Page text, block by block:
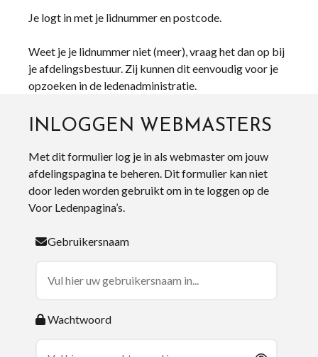
Je logt in met je lidnummer en postcode.
Weet je je lidnummer niet (meer), vraag het dan op bij
je afdelingsbestuur. Zij kunnen dit eenvoudig voor je
opzoeken in de ledenadministratie.
INLOGGEN WEBMASTERS
Met dit formulier log je in als webmaster om jouw
afdelingspagina te beheren. Dit formulier kan niet
door leden worden gebruikt om in te loggen op de
Voor Ledenpagina’s.
Gebruikersnaam
Wachtwoord